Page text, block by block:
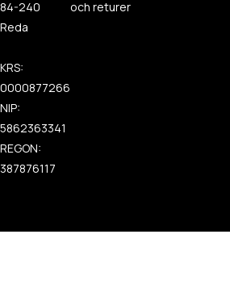
84-240
Reda
KRS:
0000877266
NIP:
5862363341
REGON:
387876117
och returer